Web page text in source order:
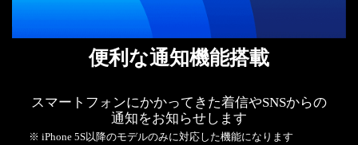
便利な通知機能搭載
スマートフォンにかかってきた着信やSNSからの
通知をお知らせします
※ iPhone 5S以降のモデルのみに対応した機能になります